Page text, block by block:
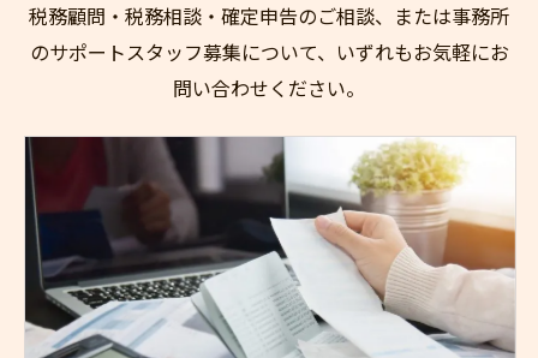
税務顧問・税務相談・確定申告のご相談、または事務所
のサポートスタッフ募集について、いずれもお気軽にお
問い合わせください。